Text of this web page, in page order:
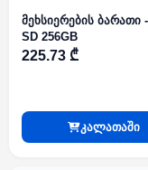
მეხსიერების ბარათი
SD 256GB
225.73 ₾
კალათაში